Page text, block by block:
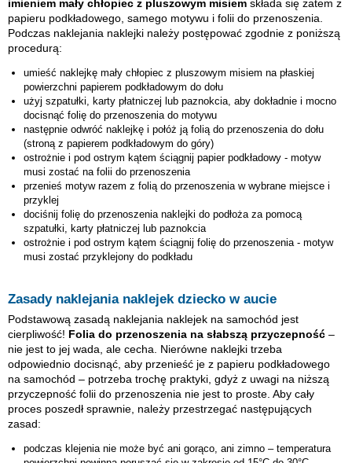
imieniem mały chłopiec z pluszowym misiem składa się zatem z
papieru podkładowego, samego motywu i folii do przenoszenia.
Podczas naklejania naklejki należy postępować zgodnie z poniższą
procedurą:
umieść naklejkę mały chłopiec z pluszowym misiem na płaskiej
powierzchni papierem podkładowym do dołu
użyj szpatułki, karty płatniczej lub paznokcia, aby dokładnie i mocno
docisnąć folię do przenoszenia do motywu
następnie odwróć naklejkę i połóż ją folią do przenoszenia do dołu
(stroną z papierem podkładowym do góry)
ostrożnie i pod ostrym kątem ściągnij papier podkładowy - motyw
musi zostać na folii do przenoszenia
przenieś motyw razem z folią do przenoszenia w wybrane miejsce i
przyklej
dociśnij folię do przenoszenia naklejki do podłoża za pomocą
szpatułki, karty płatniczej lub paznokcia
ostrożnie i pod ostrym kątem ściągnij folię do przenoszenia - motyw
musi zostać przyklejony do podkładu
Zasady naklejania naklejek dziecko w aucie
Podstawową zasadą naklejania naklejek na samochód jest
cierpliwość! Folia do przenoszenia na słabszą przyczepność –
nie jest to jej wada, ale cecha. Nierówne naklejki trzeba
odpowiednio docisnąć, aby przenieść je z papieru podkładowego
na samochód – potrzeba trochę praktyki, gdyż z uwagi na niższą
przyczepność folii do przenoszenia nie jest to proste. Aby cały
proces poszedł sprawnie, należy przestrzegać następujących
zasad:
podczas klejenia nie może być ani gorąco, ani zimno – temperatura